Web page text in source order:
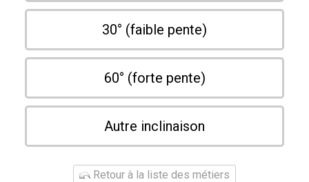
30° (faible pente)
60° (forte pente)
Autre inclinaison
Retour à la liste des métiers